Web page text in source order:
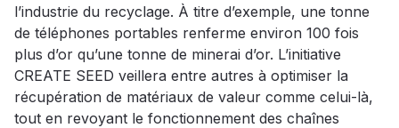
l’industrie du recyclage. À titre d’exemple, une tonne
de téléphones portables renferme environ 100 fois
plus d’or qu’une tonne de minerai d’or. L’initiative
CREATE SEED veillera entre autres à optimiser la
récupération de matériaux de valeur comme celui-là,
tout en revoyant le fonctionnement des chaînes